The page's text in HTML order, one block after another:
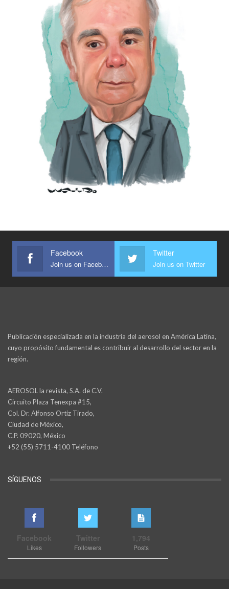
Facebook
Join us on Facebook
Twitter
Join us on Twitter
Publicación especializada en la industria del aerosol en América Latina,
cuyo propósito fundamental es contribuir al desarrollo del sector en la
región.
AEROSOL la revista, S.A. de C.V.
Circuito Plaza Tenexpa #15,
Col. Dr. Alfonso Ortiz Tirado,
Ciudad de México,
C.P. 09020, México
+52 (55) 5711-4100 Teléfono
SÍGUENOS
Facebook
Likes
Twitter
Followers
1,794
Posts